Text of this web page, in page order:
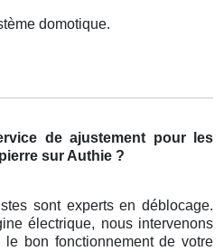
domotique.
de ajustement pour les
sur Authie ?
sont experts en déblocage.
é lectrique, nous intervenons
le bon fonctionnement de votre